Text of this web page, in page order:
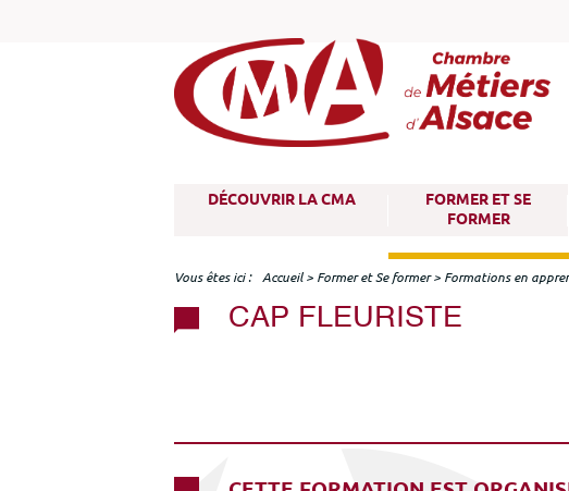
DÉCOUVRIR LA CMA
FORMER ET SE
FORMER
Vous êtes ici Accueil> Former et Se former> Formations en
CAP FLEURISTE